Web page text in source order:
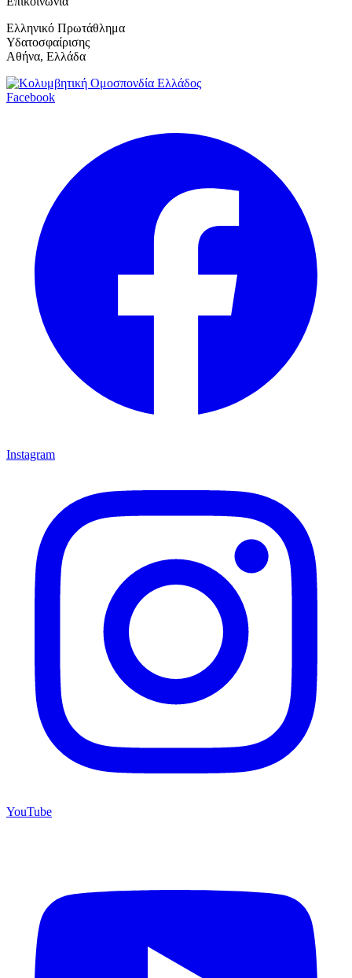
Ελληνικό Πρωτάθλημα
Υδατοσφαίρισης
Αθήνα, Ελλάδα
Facebook
Instagram
YouTube